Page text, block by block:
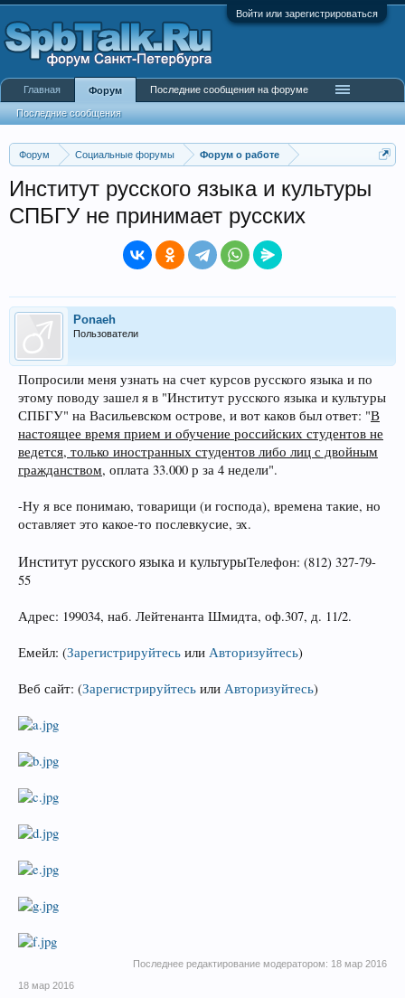
Войти или зарегистрироваться
Форум Социальные форумы Форум о работе
Институт русского языка и культуры
СПБГУ не принимает русских
Ponaeh
Пользователи
Попросили меня узнать на счет курсов русского языка и по
этому поводу зашел я в "Институт русского языка и культуры
СПБГУ" на Васильевском острове, и вот каков был ответ: "В
настоящее время прием и обучение российских студентов не
ведется, только иностранных студентов либо лиц с двойным
гражданством, оплата 33.000 р за 4 недели".
-Ну я все понимаю, товарищи (и господа), времена такие, но
оставляет это какое-то послевкусие, эх.
Институт русского языка и культурыТелефон: (812) 327-79-
55
Адрес: 199034, наб. Лейтенанта Шмидта, оф.307, д. 11/2.
Емейл: (Зарегистрируйтесь или Авторизуйтесь)
Веб сайт: (Зарегистрируйтесь или Авторизуйтесь)
Последнее редактирование модератором: 18 мар 2016
18 мар 2016
Главная Форум
Последние сообщения
Последние сообщения на форуме